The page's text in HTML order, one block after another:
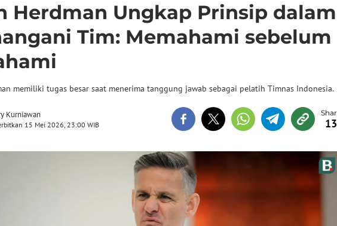
Herdman Ungkap Prinsip dalam
Tim: Memahami sebelum
memiliki tugas besar saat menerima tanggung jawab sebagai pelatih Timnas Indonesia.
Kurniawan
15 Mei 2026, 23:00 WIB 13